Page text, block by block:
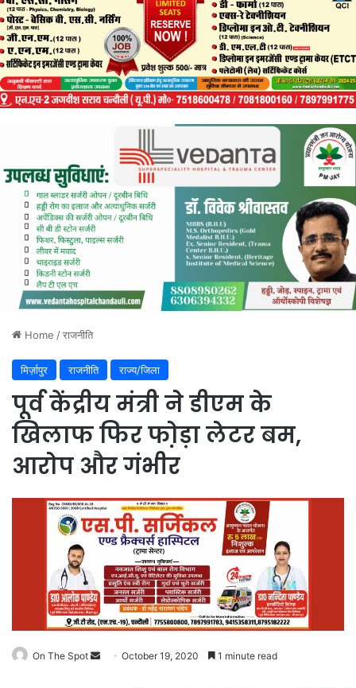
Home /राजनीति
मिर्ज़ापुर राजनीति राज्य/जिला
पूर्व केंद्रीय मंत्री ने डीएम के
खिलाफ फिर फो़ड़ा लेटर बम,
आरोप और गंभीर
On The Spot
SendOctober 19, 2020 1 minute read